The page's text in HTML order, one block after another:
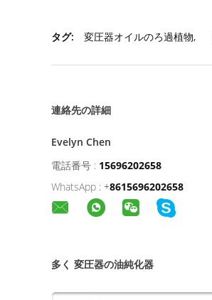
タグ: 変圧器オイルのろ過植物,
連絡先の詳細
Evelyn Chen
電話番号 : 15696202658
WhatsApp : +8615696202658
多く 変圧器の油純化器